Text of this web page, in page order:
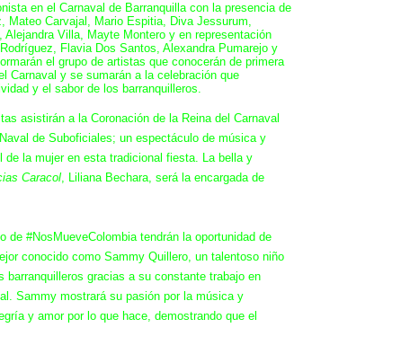
en el Carnaval de Barranquilla con la presencia de
Mateo Carvajal, Mario Espitia, Diva Jessurum,
Alejandra Villa, Mayte Montero y en representación
Flavia Dos Santos, Alexandra Pumarejo y
el grupo de artistas que conocerán de primera
Carnaval y se sumarán a la celebración que
y el sabor de los barranquilleros.
asistirán a la Coronación de la Reina del Carnaval
de Suboficiales; un espectáculo de música y
de la mujer en esta tradicional fiesta. La bella y
Caracol, Liliana Bechara, será la encargada de
de #NosMueveColombia tendrán la oportunidad de
conocido como Sammy Quillero, un talentoso niño
barranquilleros gracias a su constante trabajo en
Sammy mostrará su pasión por la música y
y amor por lo que hace, demostrando que el